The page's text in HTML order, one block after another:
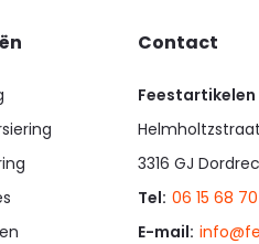
Contact
3316 GJ
Tel: 06 15 68
E-mail: